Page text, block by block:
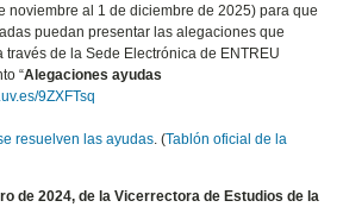
noviembre al 1 de diciembre de 2025) para que
puedan presentar las alegaciones que
través de la Sede Electrónica de ENTREU
“Alegaciones ayudas
9ZXFTsq
resuelven las ayudas . (Tablón oficial de la
de 2024, de la Vicerrectora de Estudios de la